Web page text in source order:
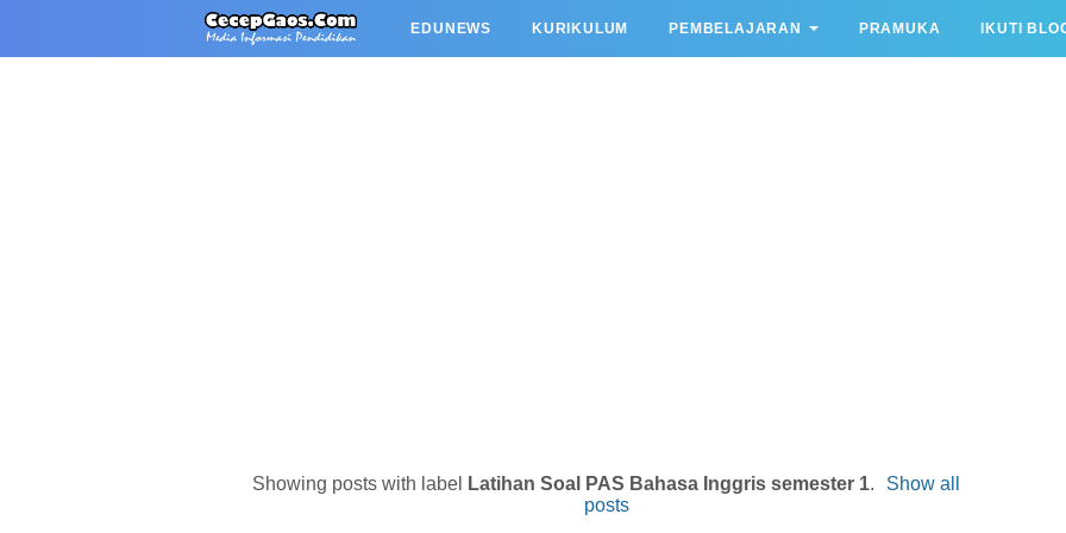
EDUNEWS KURIKULUM PEMBELAJARAN PRAMUKA IKUTI
Showing posts with label Latihan Soal PAS Bahasa Inggris semester 1.
Show all
posts